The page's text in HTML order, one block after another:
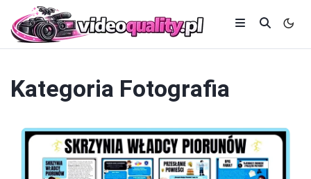
Kategoria Fotografia